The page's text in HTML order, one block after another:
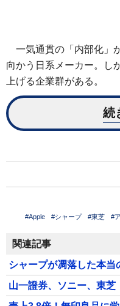
一気通貫の「内部化」
向かう日系メーカー。し
上げる企業群がある。
続
#Apple #シャープ #東芝 #
関連記事
シャープが凋落した本当
山一證券、ソニー、東芝